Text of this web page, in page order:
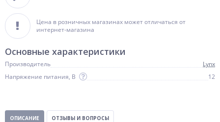
Цена в розничных магазинах может отличаться от
интернет-магазина
Основные характеристики
Производитель
Lynx
Напряжение питания, В
12
ОПИСАНИЕ ОТЗЫВЫ И ВОПРОСЫ